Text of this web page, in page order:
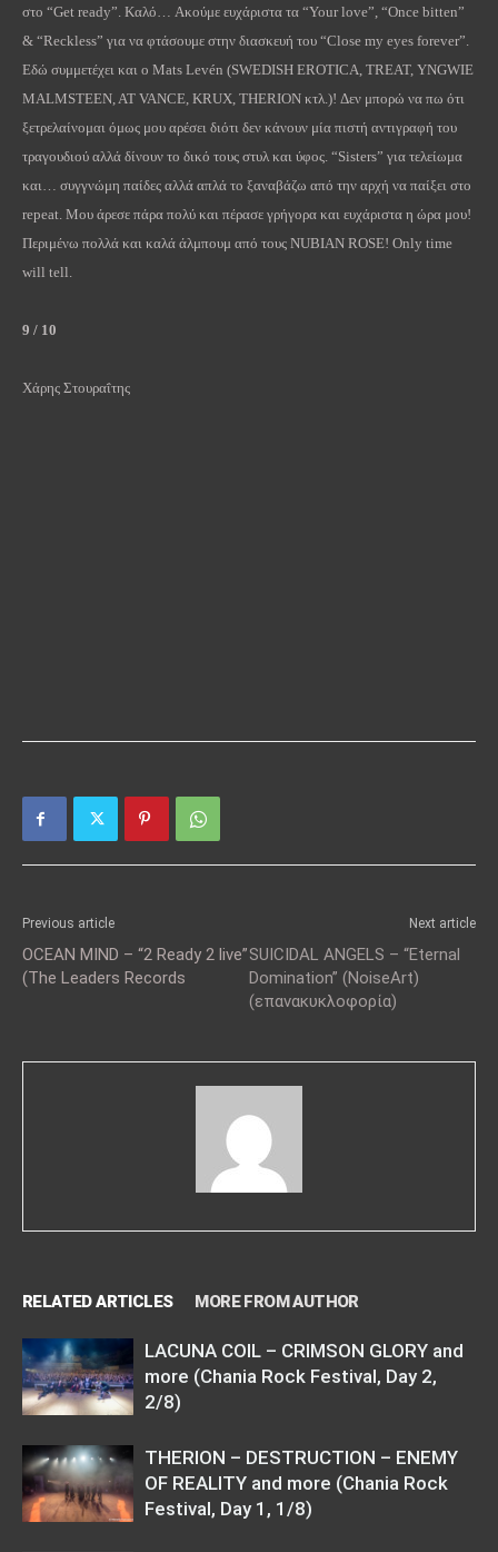
στο “Get ready”. Καλό… Aκούμε ευχάριστα τα “Your love”, “Once bitten”
& “Reckless” για να φτάσουμε στην διασκευή του “Close my eyes forever”.
Εδώ συμμετέχει και ο Mats Levén (SWEDISH EROTICA, TREAT, YNGWIE
MALMSTEEN, AT VANCE, KRUX, THERION κτλ .)! Δεν μπορώ να πω ότι
ξετρελαίνομαι όμως μου αρέσει διότι δεν κάνουν μία πιστή αντιγραφή του
τραγουδιού αλλά δίνουν το δικό τους στυλ και ύφος. “Sisters” για τελείωμα
και… συγγνώμη παίδες αλλά απλά το ξαναβάζω από την αρχή να παίξει στο
repeat . Μου άρεσε πάρα πολύ και πέρασε γρήγορα και ευχάριστα η ώρα μου!
Περιμένω πολλά και καλά άλμπουμ από τους NUBIAN ROSE! Only time
will tell
9 / 10
Χάρης Στουραΐτης
Previous article
OCEAN MIND – “2 Ready 2 live”
(The Leaders Records
Next article
SUICIDAL ANGELS – “Eternal
Domination” (NoiseArt)
(επανακυκλοφορία)
RELATED ARTICLES MORE FROM AUTHOR
LACUNA COIL – CRIMSON GLORY and
more (Chania Rock Festival, Day 2,
2/8)
THERION – DESTRUCTION – ENEMY
OF REALITY and more (Chania Rock
Festival, Day 1, 1/8)